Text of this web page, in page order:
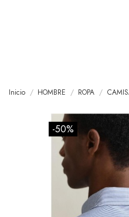
Inicio HOMBRE ROPA
-50%